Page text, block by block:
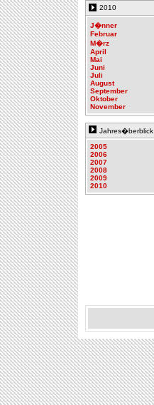
2010
J�nner
Februar
M�rz
April
Mai
Juni
Juli
August
September
Oktober
November
Jahres�berblick
2005
2006
2007
2008
2009
2010